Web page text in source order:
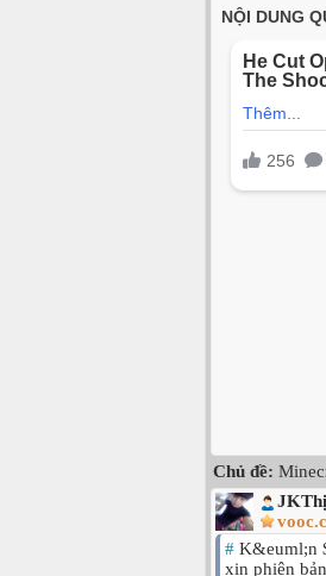
Chủ đề:
# K&euml;n
xin phiên